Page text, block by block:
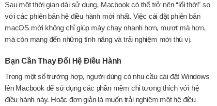
Sau một thời gian dài sử dụng, Macbook có thể trở nên “lổi thời” so
với các phiên bản hệ điều hành mới nhất. Việc cài đặt phiên bản
macOS mới không chỉ giúp máy chạy nhanh hơn, mượt mà hơn,
mà còn mang đến những tính năng và trải nghiệm mới thú vị.
Bạn Cần Thay Đổi Hệ Điều Hành
Trong một số trường hợp, người dùng có nhu cầu cài đặt Windows
lên Macbook để sử dụng các phần mềm chỉ tương thích với hệ
điều hành này. Hoặc đơn giản là muốn trải nghiệm một hệ điều